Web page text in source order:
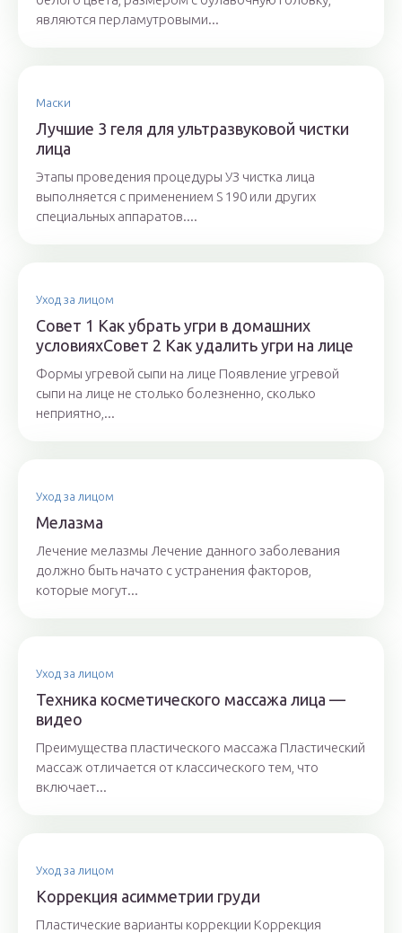
являются перламутровыми...
Маски
Лучшие 3 геля для ультразвуковой чистки
лица
Этапы проведения процедуры УЗ чистка лица
выполняется с применением S 190 или других
специальных аппаратов....
Уход за лицом
Совет 1 Как убрать угри в домашних
условияхСовет 2 Как удалить угри на лице
Формы угревой сыпи на лице Появление угревой
сыпи на лице не столько болезненно, сколько
неприятно,...
Уход за лицом
Мелазма
Лечение мелазмы Лечение данного заболевания
должно быть начато с устранения факторов,
которые могут...
Уход за лицом
Техника косметического массажа лица —
видео
Преимущества пластического массажа Пластический
массаж отличается от классического тем, что
включает...
Уход за лицом
Коррекция асимметрии груди
Пластические варианты коррекции Коррекция